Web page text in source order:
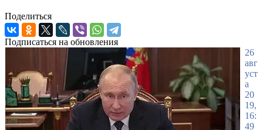
Поделиться
Подписаться на обновления
26
авг
уст
а
20
19,
16:
49